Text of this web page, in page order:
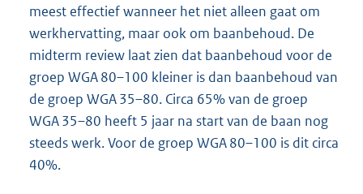
meest effectief wanneer het niet alleen gaat om
werkhervatting, maar ook om baanbehoud. De
midterm review laat zien dat baanbehoud voor de
groep WGA 80–100 kleiner is dan baanbehoud van
de groep WGA 35–80. Circa 65% van de groep
WGA 35–80 heeft 5 jaar na start van de baan nog
steeds werk. Voor de groep WGA 80–100 is dit circa
40%.